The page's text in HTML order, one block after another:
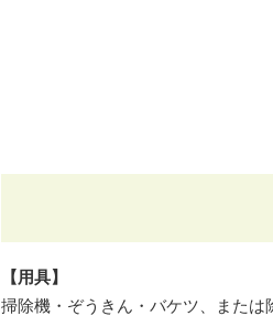
【用具】
掃除機・ぞうきん・バケツ、また